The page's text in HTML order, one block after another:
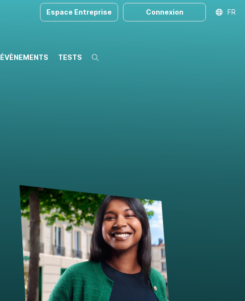
ÉVÈNEMENTS TESTS Recherche
Espace Entreprise Connexion FR